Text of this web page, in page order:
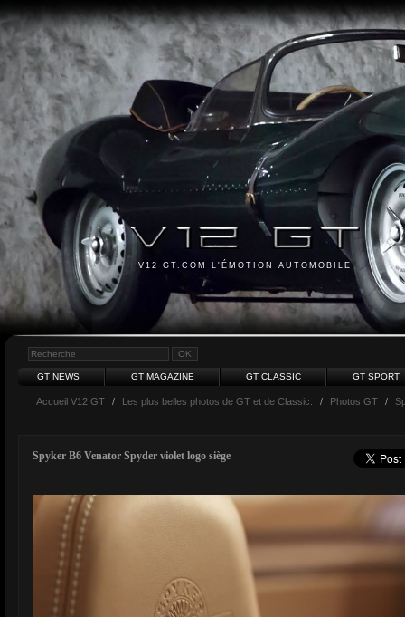
V12 GT.COM L'ÉMOTION AUTOMOBILE
GT NEWS GT MAGAZINE GT CLASSIC GT SPORT
Accueil V12 GT / Les plus belles photos de GT et de Classic. / Photos GT /
Spyker B6 Venator Spyder violet logo siège